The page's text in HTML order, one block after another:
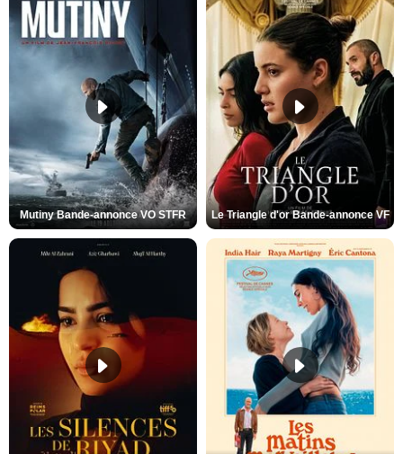
Mutiny Bande-annonce VO STFR Le Triangle d'or Bande-annonce VF